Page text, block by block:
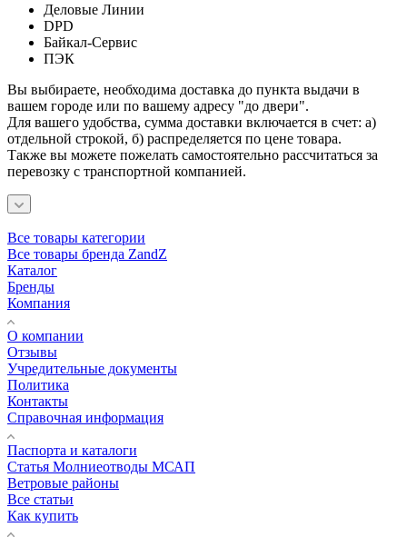
Деловые Линии
DPD
Байкал-Сервис
ПЭК
Вы выбираете, необходима доставка до пункта выдачи в
вашем городе или по вашему адресу "до двери".
Для вашего удобства, сумма доставки включается в счет: а)
отдельной строкой, б) распределяется по цене товара.
Также вы можете пожелать самостоятельно рассчитаться за
перевозку с транспортной компанией.
Все товары категории
Все товары бренда ZandZ
Каталог
Бренды
Компания
О компании
Отзывы
Учредительные документы
Политика
Контакты
Справочная информация
Паспорта и каталоги
Статья Молниеотводы МСАП
Ветровые районы
Все статьи
Как купить